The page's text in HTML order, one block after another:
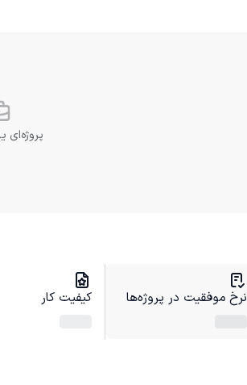
پروژه‌ای
نرخ موفقیت در پروژه‌ها کیفیت کار